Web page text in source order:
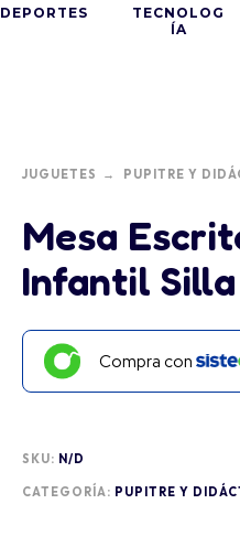
DEPORTES
TECNOLOG
ÍA
JUGUETES PUPITRE Y
Mesa
Infantil Silla
Compra con
SKU: N/D
CATEGORÍA: PUPITRE Y